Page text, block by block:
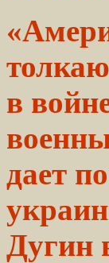
в
дает
Дугин